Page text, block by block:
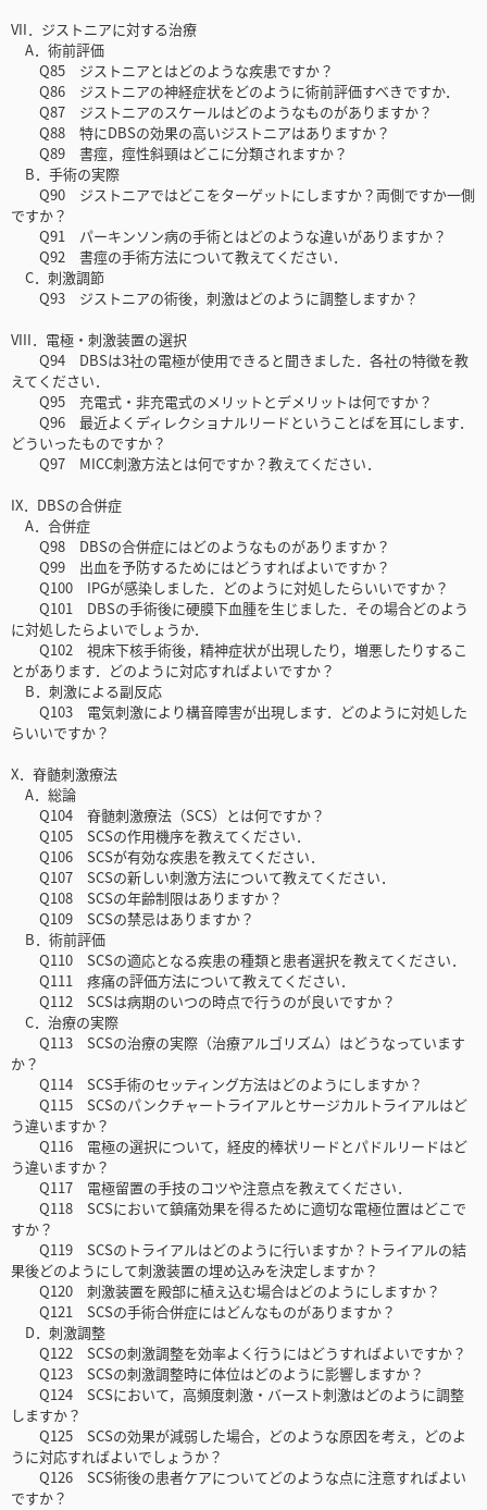
VII．ジストニアに対する治療
A．術前評価
Q85 ジストニアとはどのような疾患ですか？
Q86 ジストニアの神経症状をどのように術前評価すべきですか．
Q87 ジストニアのスケールはどのようなものがありますか？
Q88 特にDBSの効果の高いジストニアはありますか？
Q89 書痙，痙性斜頸はどこに分類されますか？
B．手術の実際
Q90 ジストニアではどこをターゲットにしますか？両側ですか一側
ですか？
Q91 パーキンソン病の手術とはどのような違いがありますか？
Q92 書痙の手術方法について教えてください．
C．刺激調節
Q93 ジストニアの術後，刺激はどのように調整しますか？
VIII．電極・刺激装置の選択
Q94 DBSは3社の電極が使用できると聞きました．各社の特徴を教
えてください．
Q95 充電式・非充電式のメリットとデメリットは何ですか？
Q96 最近よくディレクショナルリードということばを耳にします．
どういったものですか？
Q97 MICC刺激方法とは何ですか？教えてください．
IX．DBSの合併症
A．合併症
Q98 DBSの合併症にはどのようなものがありますか？
Q99 出血を予防するためにはどうすればよいですか？
Q100 IPGが感染しました．どのように対処したらいいですか？
Q101 DBSの手術後に硬膜下血腫を生じました．その場合どのよう
に対処したらよいでしょうか．
Q102 視床下核手術後，精神症状が出現したり，増悪したりするこ
とがあります．どのように対応すればよいですか？
B．刺激による副反応
Q103 電気刺激により構音障害が出現します．どのように対処した
らいいですか？
X．脊髄刺激療法
A．総論
Q104 脊髄刺激療法（SCS）とは何ですか？
Q105 SCSの作用機序を教えてください．
Q106 SCSが有効な疾患を教えてください．
Q107 SCSの新しい刺激方法について教えてください．
Q108 SCSの年齢制限はありますか？
Q109 SCSの禁忌はありますか？
B．術前評価
Q110 SCSの適応となる疾患の種類と患者選択を教えてください．
Q111 疼痛の評価方法について教えてください．
Q112 SCSは病期のいつの時点で行うのが良いですか？
C．治療の実際
Q113 SCSの治療の実際（治療アルゴリズム）はどうなっています
か？
Q114 SCS手術のセッティング方法はどのようにしますか？
Q115 SCSのパンクチャートライアルとサージカルトライアルはど
う違いますか？
Q116 電極の選択について，経皮的棒状リードとパドルリードはど
う違いますか？
Q117 電極留置の手技のコツや注意点を教えてください．
Q118 SCSにおいて鎮痛効果を得るために適切な電極位置はどこで
すか？
Q119 SCSのトライアルはどのように行いますか？トライアルの結
果後どのようにして刺激装置の埋め込みを決定しますか？
Q120 刺激装置を殿部に植え込む場合はどのようにしますか？
Q121 SCSの手術合併症にはどんなものがありますか？
D．刺激調整
Q122 SCSの刺激調整を効率よく行うにはどうすればよいですか？
Q123 SCSの刺激調整時に体位はどのように影響しますか？
Q124 SCSにおいて，高頻度刺激・バースト刺激はどのように調整
しますか？
Q125 SCSの効果が減弱した場合，どのような原因を考え，どのよ
うに対応すればよいでしょうか？
Q126 SCS術後の患者ケアについてどのような点に注意すればよい
ですか？